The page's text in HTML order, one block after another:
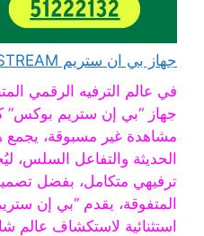
جهاز بي ان ستريم beIN STREAM الكويت مع اشتراك
في عالم الترفيه الرقمي
جهاز “بي إن ستريم بوكس”
مشاهدة غير مسبوقة، يجمع
الحديثة والتفاعل السلس،
ترفيهي متكامل، بفضل
المتفوقة، يقدم “بي إن
استثنائية لاستكشاف عالمٍ